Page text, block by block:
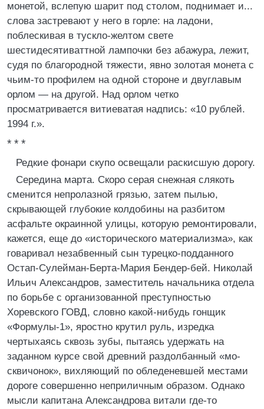
монетой, вслепую шарит под столом, поднимает и...
слова застревают у него в горле: на ладони,
поблескивая в тускло-желтом свете
шестидесятиваттной лампочки без абажура, лежит,
судя по благородной тяжести, явно золотая монета с
чьим-то профилем на одной стороне и двуглавым
орлом — на другой. Над орлом четко
просматривается витиеватая надпись: «10 рублей.
1994 г.».
* * *
Редкие фонари скупо освещали раскисшую дорогу.
Середина марта. Скоро серая снежная слякоть
сменится непролазной грязью, затем пылью,
скрывающей глубокие колдобины на разбитом
асфальте окраинной улицы, которую ремонтировали,
кажется, еще до «исторического материализма», как
говаривал незабвенный сын турецко-подданного
Остап-Сулейман-Берта-Мария Бендер-бей. Николай
Ильич Александров, заместитель начальника отдела
по борьбе с организованной преступностью
Хоревского ГОВД, словно какой-нибудь гонщик
«Формулы-1», яростно крутил руль, изредка
чертыхаясь сквозь зубы, пытаясь удержать на
заданном курсе свой древний раздолбанный «мо-
сквичонок», вихляющий по обледеневшей местами
дороге совершенно неприличным образом. Однако
мысли капитана Александрова витали где-то